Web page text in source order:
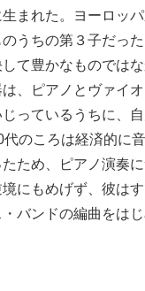
まれた。ヨーロッパ
うちの第３子だっ
て豊かなものでは
、ピアノとヴァイ
っているうちに、
のころは経済的に
ため、ピアノ演奏
にもめげず、彼は
バンドの編曲をは